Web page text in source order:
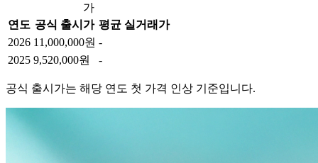
가
연도 공식 출시가 평균 실거래가
2026 11,000,000원 -
2025 9,520,000원 -
공식 출시가는 해당 연도 첫 가격 인상 기준입니다.